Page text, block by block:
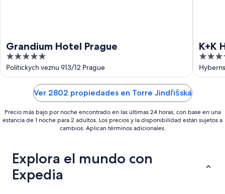
Grandium Hotel Prague
5
out
of
Politickych veznu 913/12 Prague
K+K
4.5
out
of
Ver 2802 propiedades en Torre Jindřišská
Precio más bajo por noche encontrado en las últimas 24 horas, con base en una
estancia de 1 noche para 2 adultos. Los precios y la disponibilidad están sujetos a
cambios. Aplican términos adicionales.
Explora el mundo con
Expedia